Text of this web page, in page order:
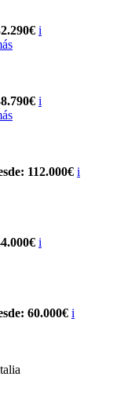
i
i
112.000€ i
i
60.000€ i